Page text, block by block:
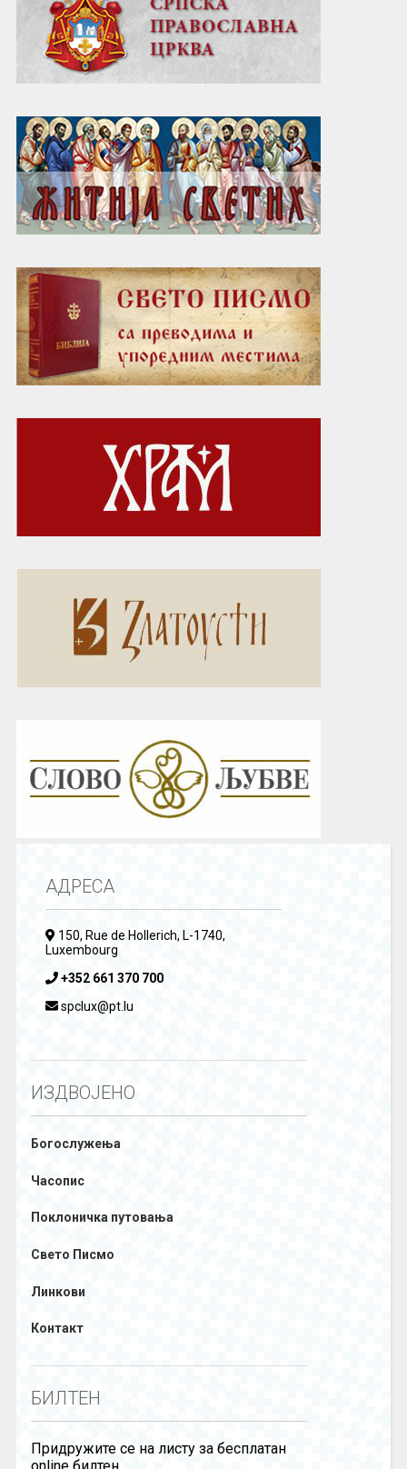
АДРЕСА
150, Rue de Hollerich, L-1740,
Luxembourg
+352 661 370 700
spclux@pt.lu
ИЗДВОЈЕНО
Богослужења
Часопис
Поклоничка путовања
Свето Писмо
Линкови
Контакт
БИЛТЕН
Придружите се на листу за бесплатан